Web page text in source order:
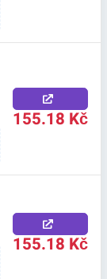
155.18 Kč
155.18 Kč